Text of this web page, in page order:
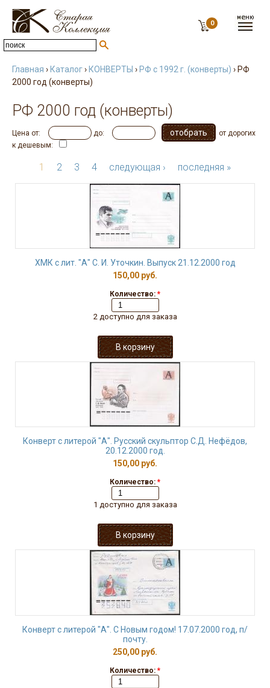
0
Главная › Каталог› КОНВЕРТЫ › РФ с 1992 г. (конверты) › РФ
2000 год (конверты)
РФ 2000 год (конверты)
Цена от: до:
от дорогих
к дешевым:
1 2 3 4 следующая › последняя »
ХМК с лит. "А" С. И. Уточкин. Выпуск 21.12.2000 год
150,00 руб.
Количество: *
2 доступно для заказа
Конверт с литерой "А". Русский скульптор С.Д. Нефёдов,
20.12.2000 год.
150,00 руб.
Количество: *
1 доступно для заказа
Конверт с литерой "А". С Новым годом! 17.07.2000 год, п/
почту.
250,00 руб.
Количество: *